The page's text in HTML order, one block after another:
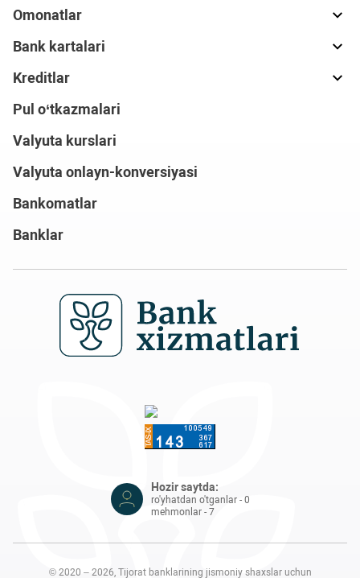
Omonatlar
Bank kartalari
Kreditlar
Pul o‘tkazmalari
Valyuta kurslari
Valyuta onlayn-konversiyasi
Bankomatlar
Banklar
Hozir saytda:
ro'yhatdan o'tganlar - 0
mehmonlar - 7
© 2020 – 2026, Tijorat banklarining jismoniy shaxslar uchun